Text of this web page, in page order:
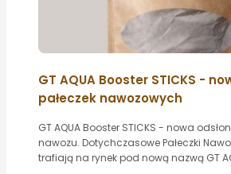
GT AQUA Booster STICKS -
pałeczek nawozowych
GT AQUA Booster STICKS - nowa
nawozu. Dotychczasowe Pałeczki
trafiają na rynek pod nową nazwą GT